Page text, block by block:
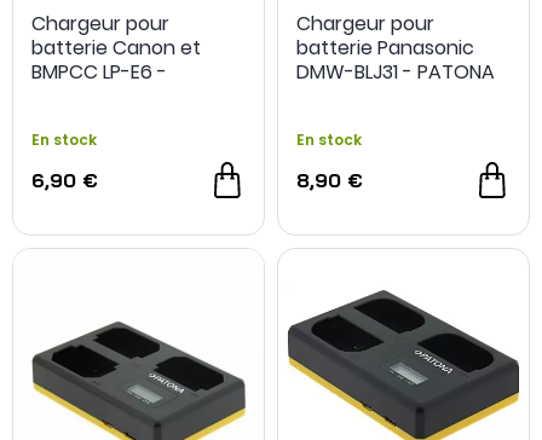
Chargeur pour
batterie Canon et
BMPCC LP-E6 -
En stock
6,90 €
Chargeur pour
batterie Panasonic
DMW-BLJ31 - PATONA
En stock
8,90 €